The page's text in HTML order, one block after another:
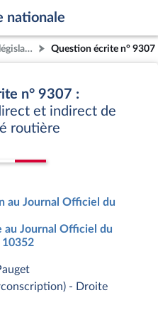
nationale
législature Question écrite n° 9307
n° 9307 :
et indirect de
routière
au Journal Officiel du
au Journal Officiel du
10352
- Droite